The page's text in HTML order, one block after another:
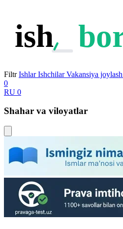
ish
Filtr Ishlar Ishchilar Vakansiya joylash
0
RU 0
Shahar va viloyatlar